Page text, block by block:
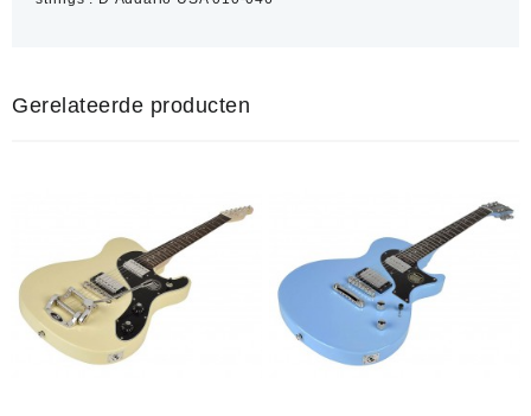
Gerelateerde producten